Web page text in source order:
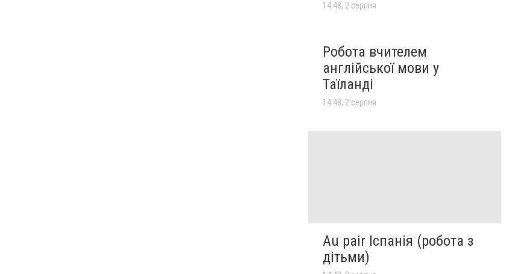
14:48, 2 серпня
Робота вчителем
англійської мови у
Таїланді
14:48, 2 серпня
Au pair Іспанія (робота з
дітьми)